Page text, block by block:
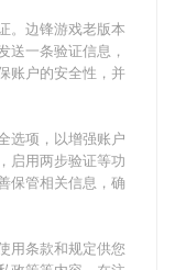
。边锋游戏老版本
送一条验证信息，
账户的安全性，并
选项，以增强账户
启用两步验证等功
保管相关信息，确
用条款和规定供您